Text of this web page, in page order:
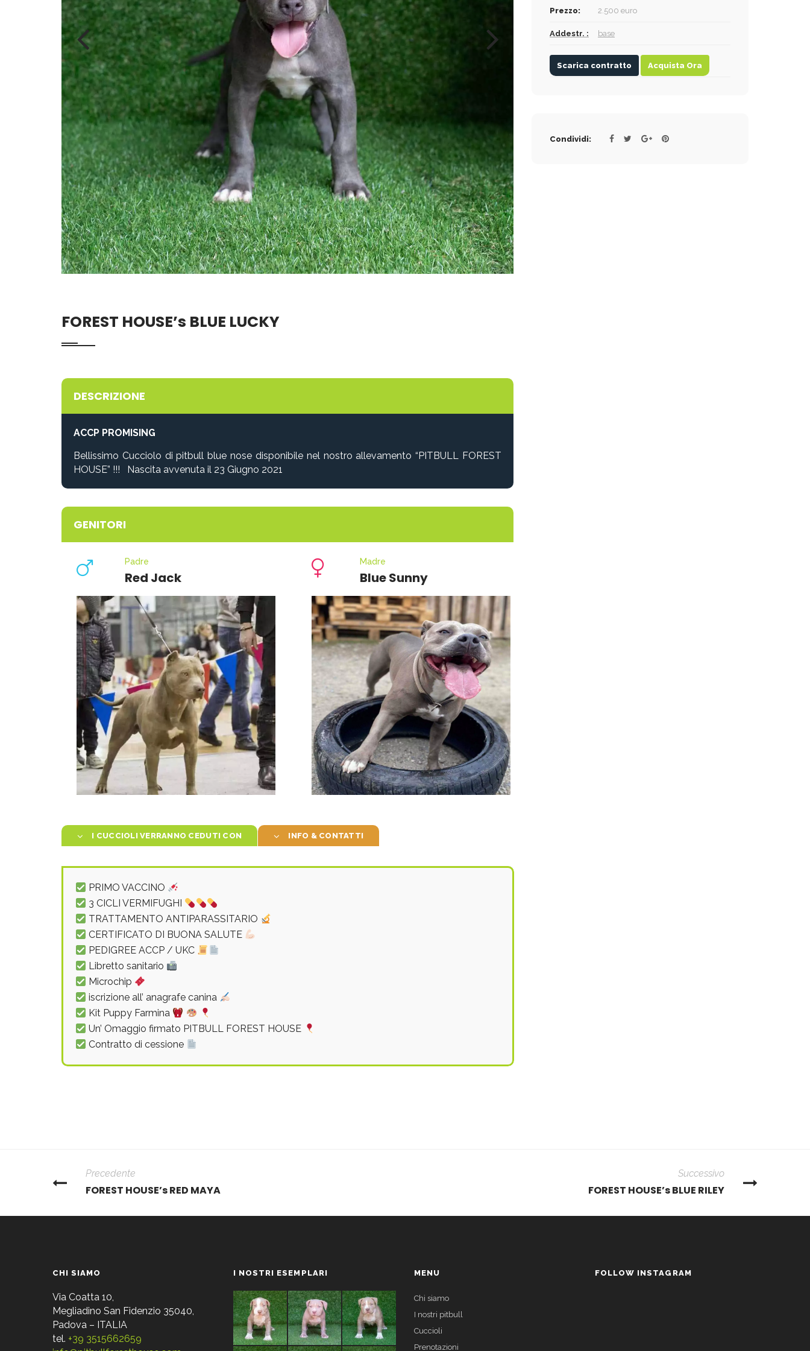
Prezzo: 2.500 euro
Addestr. : base
Scarica contratto Acquista Ora
Condividi:
FOREST HOUSE’s BLUE LUCKY
DESCRIZIONE
ACCP PROMISING
Bellissimo Cucciolo di pitbull blue nose disponibile nel nostro allevamento “PITBULL FOREST
HOUSE” !!! Nascita avvenuta il 23 Giugno 2021
GENITORI
Padre
Red Jack
Madre
Blue Sunny
I CUCCIOLI VERRANNO CEDUTI CON INFO & CONTATTI
PRIMO VACCINO
3 CICLI VERMIFUGHI
TRATTAMENTO ANTIPARASSITARIO
CERTIFICATO DI BUONA SALUTE
PEDIGREE ACCP / UKC
Libretto sanitario
Microchip
iscrizione all’ anagrafe canina
Kit Puppy Farmina
Un’ Omaggio firmato PITBULL FOREST HOUSE
Contratto di cessione
Precedente
FOREST HOUSE’s RED MAYA
Successivo
FOREST HOUSE’s BLUE RILEY
CHI SIAMO
Via Coatta 10,
Megliadino San Fidenzio 35040,
Padova – ITALIA
tel. +39 3515662659
I NOSTRI ESEMPLARI MENU
Chi siamo
I nostri pitbull
Cuccioli
Prenotazioni
FOLLOW INSTAGRAM